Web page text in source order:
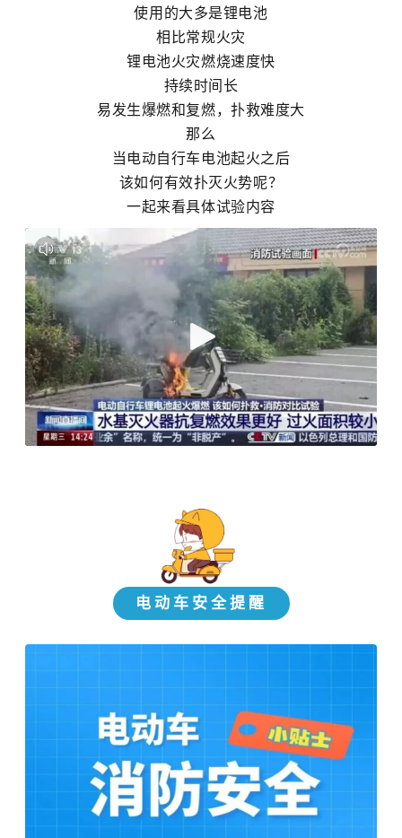
使用的大多是锂电池
相比常规火灾
锂电池火灾燃烧速度快
持续时间长
易发生爆燃和复燃，扑救难度大
那么
当电动自行车电池起火之后
该如何有效扑灭火势呢？
一起来看具体试验内容
电动车安全提醒